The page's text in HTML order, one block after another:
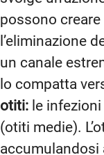
possono
l’eliminazione
un canale
lo compatta
otiti: le
(otiti medie).
accumulandosi